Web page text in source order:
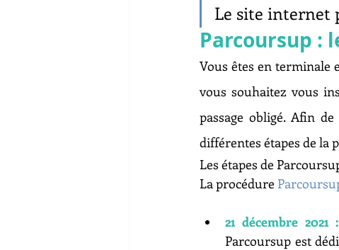
Le site internet
Parcoursup :
Vous êtes en terminale
vous souhaitez vous
passage obligé. Afin
différentes étapes de la
Les étapes de
La procédure
21 décembre 2021 :
Parcoursup est